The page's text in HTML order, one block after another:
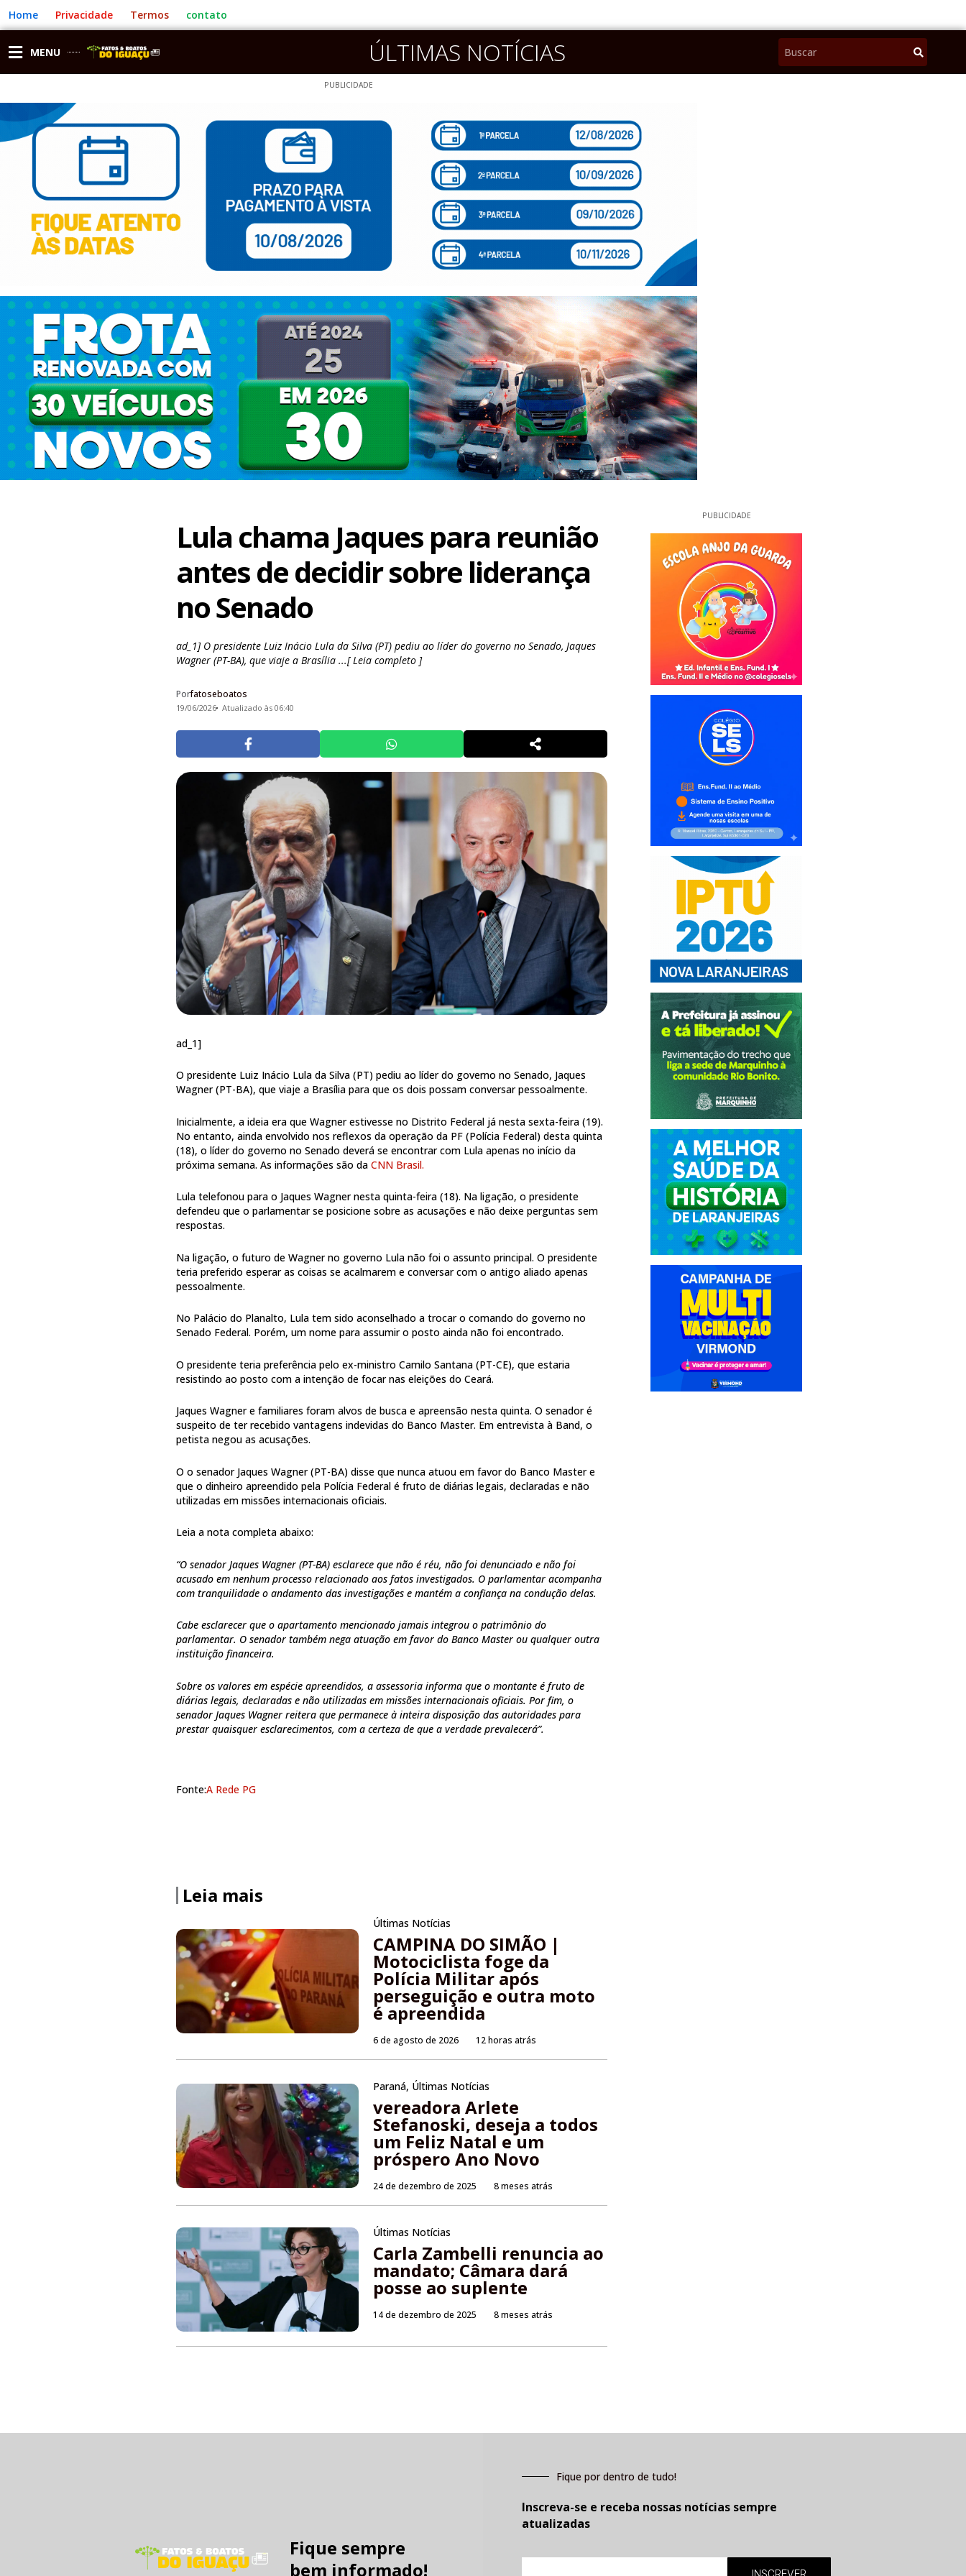
para
o
conteúdo
Home Privacidade Termos contato
MENU ÚLTIMAS NOTÍCIAS Pesquisar
PUBLICIDADE
Lula chama Jaques para reunião
antes de decidir sobre liderança
no Senado
ad_1] O presidente Luiz Inácio Lula da Silva (PT) pediu ao líder do governo no Senado, Jaques
Wagner (PT-BA), que viaje a Brasília ...[ Leia completo ]
Porfatoseboatos
19/06/2026 Atualizado às 06:40
ad_1]
O presidente Luiz Inácio Lula da Silva (PT) pediu ao líder do governo no Senado, Jaques
Wagner (PT-BA), que viaje a Brasília para que os dois possam conversar pessoalmente.
Inicialmente, a ideia era que Wagner estivesse no Distrito Federal já nesta sexta-feira (19).
No entanto, ainda envolvido nos reflexos da operação da PF (Polícia Federal) desta quinta
(18), o líder do governo no Senado deverá se encontrar com Lula apenas no início da
próxima semana. As informações são daCNN Brasil.
Lula telefonou para o Jaques Wagner nesta quinta-feira (18). Na ligação, o presidente
defendeu que o parlamentar se posicione sobre as acusações e não deixe perguntas sem
respostas.
Na ligação, o futuro de Wagner no governo Lula não foi o assunto principal. O presidente
teria preferido esperar as coisas se acalmarem e conversar com o antigo aliado apenas
pessoalmente.
No Palácio do Planalto, Lula tem sido aconselhado a trocar o comando do governo no
Senado Federal. Porém, um nome para assumir o posto ainda não foi encontrado.
O presidente teria preferência pelo ex-ministro Camilo Santana (PT-CE), que estaria
resistindo ao posto com a intenção de focar nas eleições do Ceará.
Jaques Wagner e familiares foram alvos de busca e apreensão nesta quinta. O senador é
suspeito de ter recebido vantagens indevidas do Banco Master. Em entrevista à Band, o
petista negou as acusações.
O o senador Jaques Wagner (PT-BA) disse que nunca atuou em favor do Banco Master e
que o dinheiro apreendido pela Polícia Federal é fruto de diárias legais, declaradas e não
utilizadas em missões internacionais oficiais.
Leia a nota completa abaixo:
“O senador Jaques Wagner (PT-BA) esclarece que não é réu, não foi denunciado e não foi
acusado em nenhum processo relacionado aos fatos investigados. O parlamentar acompanha
com tranquilidade o andamento das investigações e mantém a confiança na condução delas.
Cabe esclarecer que o apartamento mencionado jamais integrou o patrimônio do
parlamentar. O senador também nega atuação em favor do Banco Master ou qualquer outra
instituição financeira.
Sobre os valores em espécie apreendidos, a assessoria informa que o montante é fruto de
diárias legais, declaradas e não utilizadas em missões internacionais oficiais. Por fim, o
senador Jaques Wagner reitera que permanece à inteira disposição das autoridades para
prestar quaisquer esclarecimentos, com a certeza de que a verdade prevalecerá”.
Fonte:A Rede PG
Leia mais
Últimas Notícias
CAMPINA DO SIMÃO |
Motociclista foge da
Polícia Militar após
perseguição e outra moto
é apreendida
6 de agosto de 2026 12 horas atrás
Paraná, Últimas Notícias
vereadora Arlete
Stefanoski, deseja a todos
um Feliz Natal e um
próspero Ano Novo
24 de dezembro de 2025 8 meses atrás
Últimas Notícias
Carla Zambelli renuncia ao
mandato; Câmara dará
posse ao suplente
14 de dezembro de 2025 8 meses atrás
PUBLICIDADE
Fique sempre
bem informado!
Fique por dentro de tudo!
Inscreva-se e receba nossas notícias sempre
atualizadas